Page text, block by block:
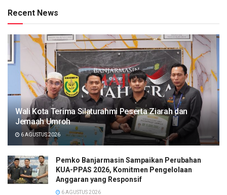
Recent News
Wali Kota Terima Silaturahmi Peserta Ziarah dan
Jemaah Umroh
6 AGUSTUS 2026
Pemko Banjarmasin Sampaikan Perubahan
KUA-PPAS 2026, Komitmen Pengelolaan
Anggaran yang Responsif
6 AGUSTUS 2026